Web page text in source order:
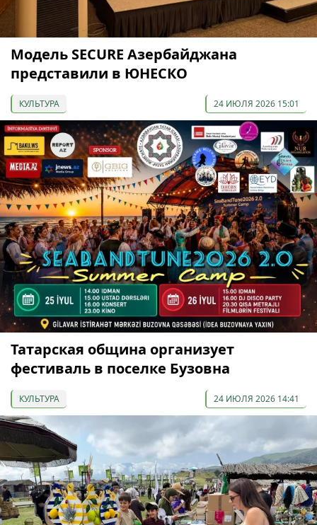
Модель SECURE Азербайджана
представили в ЮНЕСКО
КУЛЬТУРА 24 ИЮЛЯ 2026 15:01
Татарская община организует
фестиваль в поселке Бузовна
КУЛЬТУРА 24 ИЮЛЯ 2026 14:41